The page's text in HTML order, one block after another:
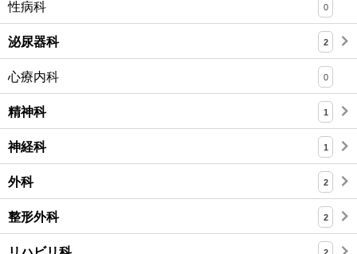
性病科 0
泌尿器科 2
心療内科 0
精神科 1
神経科 1
外科 2
整形外科 2
2